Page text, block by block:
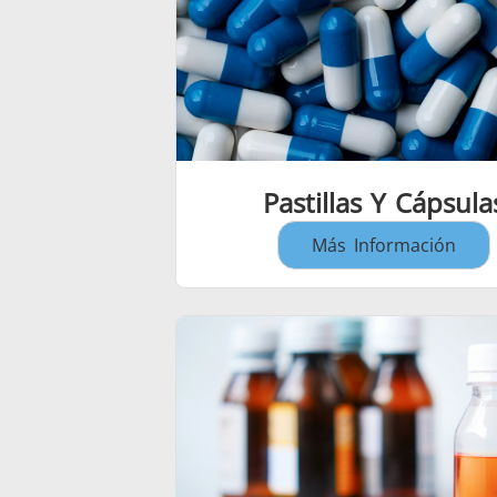
Pastillas Y
Más Información